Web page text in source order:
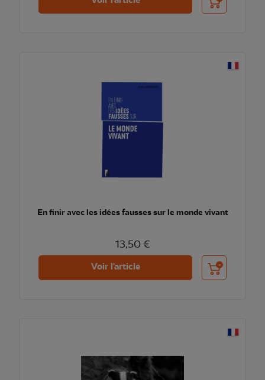
En finir avec les idées fausses sur le monde vivant
13,50 €
Voir l'article Ajouter au